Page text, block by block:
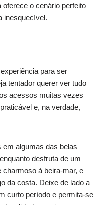
o cenário perfeito
inesquecível.
para ser
tentador querer ver tudo
acessos muitas vezes
e, na verdade,
algumas das belas
desfruta de um
à beira-mar, e
da costa. Deixe de lado a
curto período e permita-se